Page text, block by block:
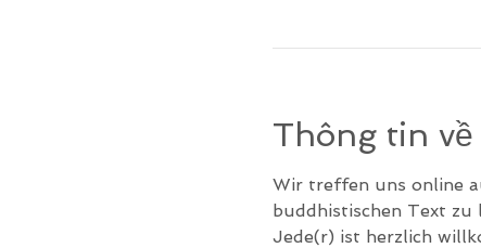
Thông tin
Wir treffen uns online
buddhistischen Text zu
Jede(r) ist herzlich